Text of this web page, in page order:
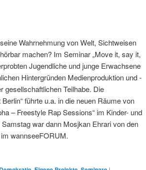
Wahrnehmung von Welt, Sichtweisen
machen? Im Seminar „Move it, say it,
Jugendliche und junge Erwachsene
Hintergründen Medienproduktion und -
Teilhabe. Die
führte u.a. in die neuen Räume von
– Freestyle Rap Sessions“ im Kinder- und
war dann Mosjkan Ehrari von den
wannseeFORUM.